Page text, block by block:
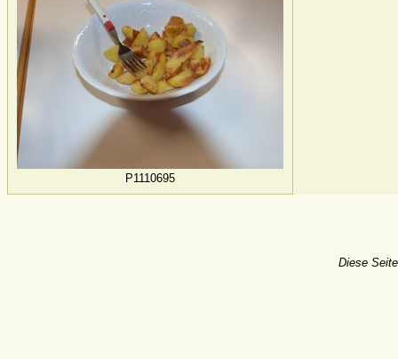
P1110695
Diese